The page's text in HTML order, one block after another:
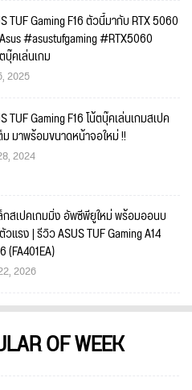
TUF Gaming F16 ตัวนี้มากับ RTX 5060
#asustufgaming #RTX5060
คเล่นเกม
2025
TUF Gaming F16 โน้ตบุ๊คเล่นเกมสเปค
มาพร้อมขนาดหน้าจอใหม่ !!
2024
กสเปคเกมมิ่ง อัพซีพียูใหม่ พร้อมออนบ
แรง | รีวิว ASUS TUF Gaming A14
(FA401EA)
2026
OF WEEK